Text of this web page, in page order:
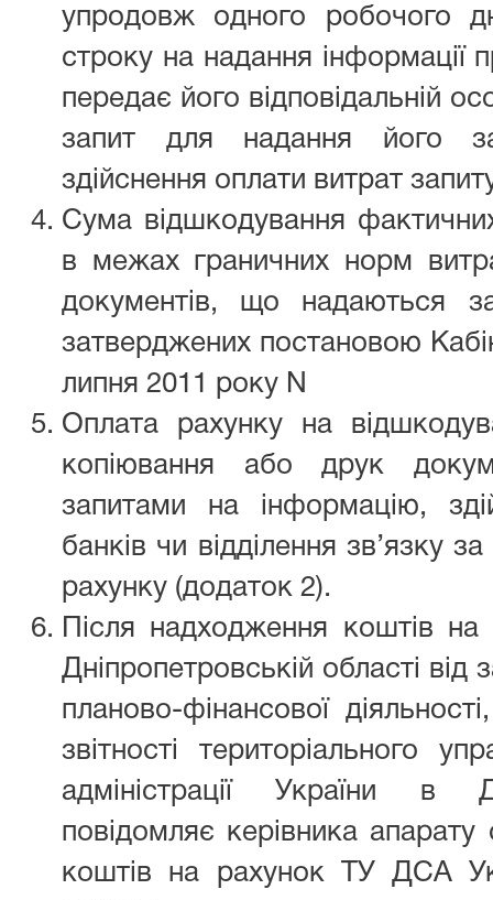
упродовж одного робочого
строку на надання інформації
передає його відповідальній
запит для надання його
здійснення оплати витрат
Сума відшкодування
в межах граничних норм
документів, що надаються
затверджених постановою
липня 2011 року N
Оплата рахунку на
копіювання або друк
запитами на інформацію,
банків чи відділення зв’язку
рахунку (додаток 2).
Після надходження коштів
Дніпропетровській області від
планово-фінансової
звітності територіального
адміністрації України в
повідомляє керівника
коштів на рахунок ТУ ДСА